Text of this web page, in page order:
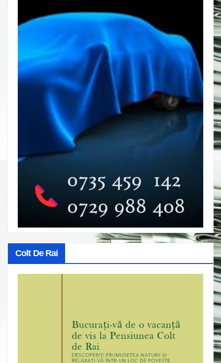
Colt De Rai